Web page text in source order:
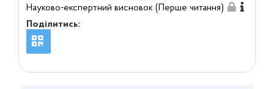
Науково-експертний висновок (Перше читання)
Поділитись: